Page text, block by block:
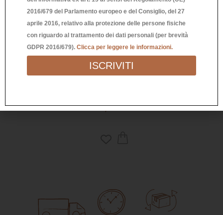
19,90€
2016/679 del Parlamento europeo e del Consiglio, del 27
aprile 2016, relativo alla protezione delle persone fisiche
con riguardo al trattamento dei dati personali (per brevità
GDPR 2016/679). Clicca per leggere le informazioni.
ISCRIVITI